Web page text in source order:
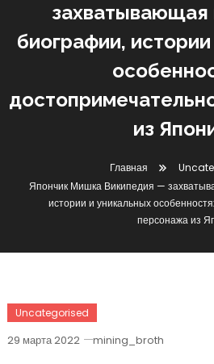
захватывающая
биографии,
из
Главная
Япончик Мишка Википедия —
истории и уникальных
персонажа из
Uncategorised
29 марта 2022 mining_broth